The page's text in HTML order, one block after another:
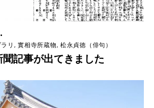
リ ,實相寺所蔵物, 松永貞徳（俳句）
聞記事が出てきました